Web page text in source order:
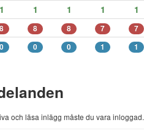
1 1 1 1 1
8 8 8 7 7
0 0 0 1 1
och läsa inlägg måste du vara inloggad.